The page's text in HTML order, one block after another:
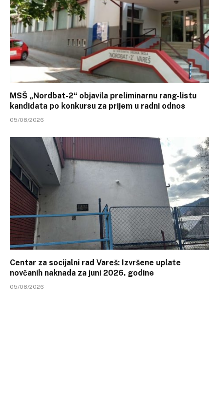
MSŠ „Nordbat-2“ objavila preliminarnu rang-listu
kandidata po konkursu za prijem u radni odnos
05/08/2026
Centar za socijalni rad Vareš: Izvršene uplate
novčanih naknada za juni 2026. godine
05/08/2026